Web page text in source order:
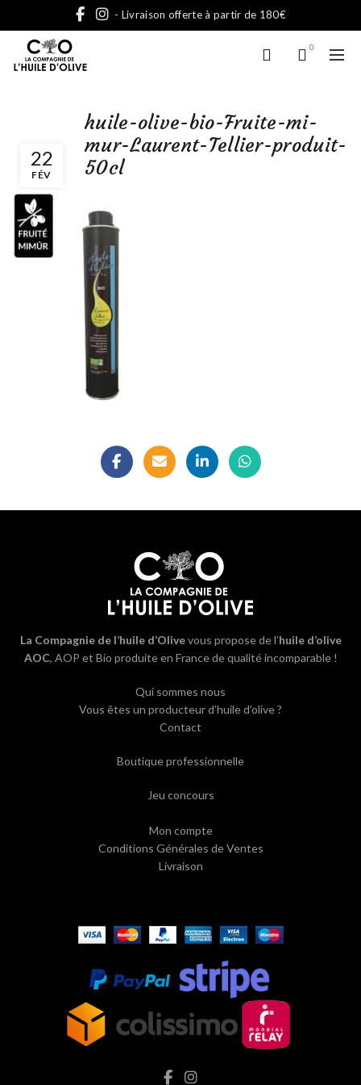
- Livraison offerte à partir de 180€
0
22
FÉV
huile-olive-bio-Fruite-mi-
mur-Laurent-Tellier-produit-
50cl
La Compagnie de l’huile d’Olivevous propose de l’huile d’olive
AOC, AOP et Bio produite en France de qualité incomparable !
Qui sommes nous
Vous êtes un producteur d’huile d’olive ?
Contact
Boutique professionnelle
Jeu concours
Mon compte
Conditions Générales de Ventes
Livraison